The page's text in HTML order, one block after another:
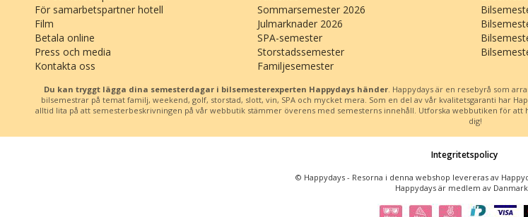
För samarbetspartner hotell
Film
Betala online
Press och media
Kontakta oss
Sommarsemester 2026
Julmarknader 2026
SPA-semester
Storstadssemester
Familjesemester
Du kan tryggt lägga dina semesterdagar i bilsemesterexperten Happydays händer. Happydays är en resebyrå som
bilsemestrar på temat familj, weekend, golf, storstad, slott, vin, SPA och mycket mera. Som en del av vår kvalitetsgaranti har
alltid lita på att semesterbeskrivningen på vår webbutik stämmer överens med semesterns innehåll. Utforska webbutiken för
dig!
Integritetspolicy
© Happydays - Resorna i denna webshop levereras av
Happydays är medlem av